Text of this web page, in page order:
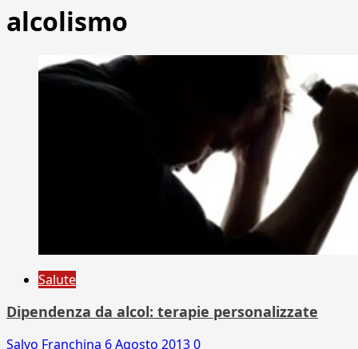
alcolismo
Salute
Dipendenza da alcol: terapie personalizzate
Salvo Franchina 6 Agosto 20130